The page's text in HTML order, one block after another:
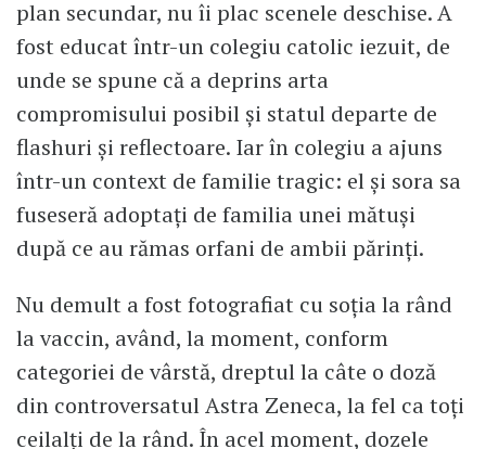
plan secundar, nu îi plac scenele deschise. A
fost educat într-un colegiu catolic iezuit, de
unde se spune că a deprins arta
compromisului posibil și statul departe de
flashuri și reflectoare. Iar în colegiu a ajuns
într-un context de familie tragic: el și sora sa
fuseseră adoptați de familia unei mătuși
după ce au rămas orfani de ambii părinți.
Nu demult a fost fotografiat cu soția la rând
la vaccin, având, la moment, conform
categoriei de vârstă, dreptul la câte o doză
din controversatul Astra Zeneca, la fel ca toți
ceilalți de la rând. În acel moment, dozele